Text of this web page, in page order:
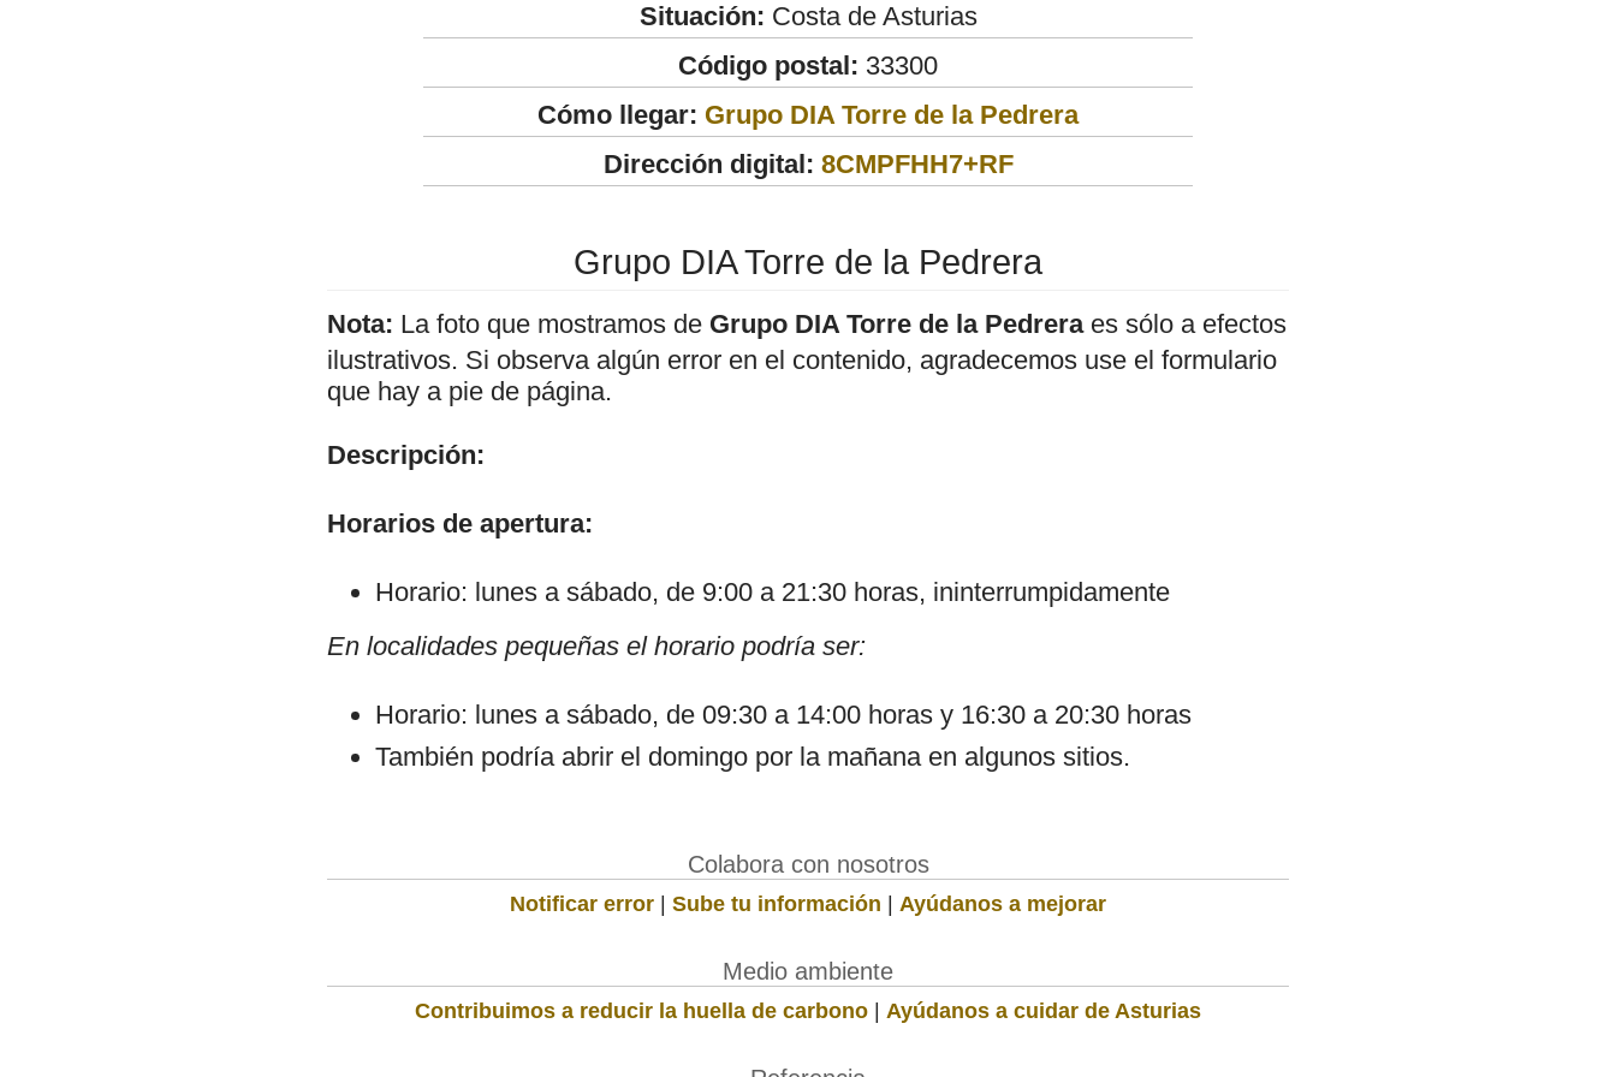
Situación: Costa de Asturias
Código postal: 33300
Cómo llegar: Grupo DIA Torre de la Pedrera
Dirección digital: 8CMPFHH7+RF
Grupo DIA Torre de la Pedrera
Nota: La foto que mostramos de Grupo DIA Torre de la Pedreraes sólo a efectos
ilustrativos. Si observa algún error en el contenido, agradecemos use el formulario
que hay a pie de página.
Descripción:
Horarios de apertura:
Horario: lunes a sábado, de 9:00 a 21:30 horas, ininterrumpidamente
En localidades pequeñas el horario podría ser:
Horario: lunes a sábado, de 09:30 a 14:00 horas y 16:30 a 20:30 horas
También podría abrir el domingo por la mañana en algunos sitios.
Colabora con nosotros
Notificar error | Sube tu información | Ayúdanos a mejorar
Medio ambiente
Contribuimos a reducir la huella de carbono | Ayúdanos a cuidar de Asturias